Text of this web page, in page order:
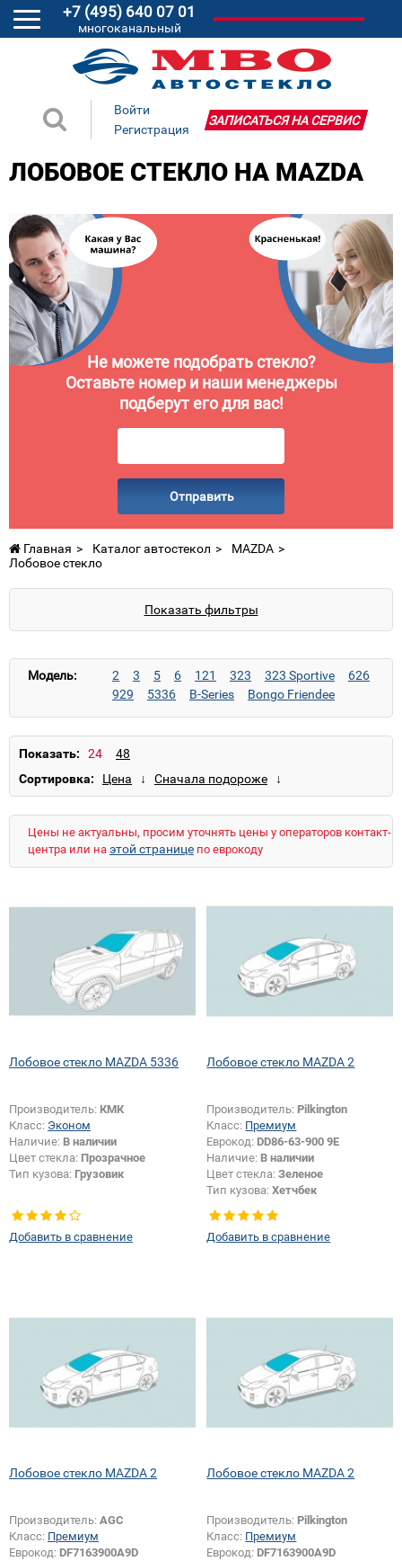
+7 (495) 640 07 01
многоканальный
Войти
Регистрация
ЗАПИСАТЬСЯ НА СЕРВИС
ЛОБОВОЕ СТЕКЛО НА MAZDA
Не можете подобрать стекло?
Оставьте номер и наши менеджеры
подберут его для вас!
Отправить
Главная Каталог автостекол
MAZDA
Лобовое стекло
Показать фильтры
Модель: 2 3 5 6 121 323 323 Sportive
626
929
5336 B-Series
Bongo Friendee
Premacy
Показать:
Сортировка:
Цены не актуальны, просим уточнять цены у операторов контакт-
центра или на этой странице по еврокоду
Лобовое стекло MAZDA 5336
Производитель: КМК
Класс: Эконом
Наличие: В наличии
Цвет стекла: Прозрачное
Тип кузова: Грузовик
Добавить в сравнение
Лобовое стекло MAZDA 2
Производитель: Pilkington
Класс: Премиум
Еврокод: DD86-63-900 9E
Наличие: В наличии
Цвет стекла:Зеленое
Тип кузова:Хетчбек
Добавить в сравнение
Лобовое стекло MAZDA 2
Производитель: AGC
Класс: Премиум
Еврокод: DF7163900A9D
Лобовое стекло MAZDA 2
Производитель: Pilkington
Класс: Премиум
Еврокод: DF7163900A9D